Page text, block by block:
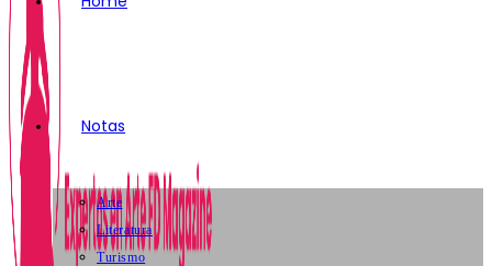
Notas
Arte
Literatura
Turismo